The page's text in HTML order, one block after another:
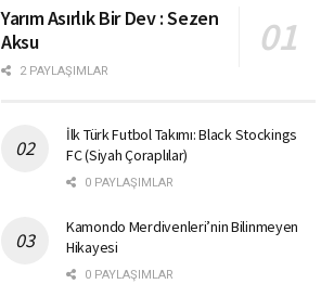
Yarım Asırlık Bir Dev : Sezen
Aksu
2 PAYLAŞIMLAR
İlk Türk Futbol Takımı: Black Stockings
FC (Siyah Çoraplılar)
0 PAYLAŞIMLAR
Kamondo Merdivenleri’nin Bilinmeyen
Hikayesi
0 PAYLAŞIMLAR